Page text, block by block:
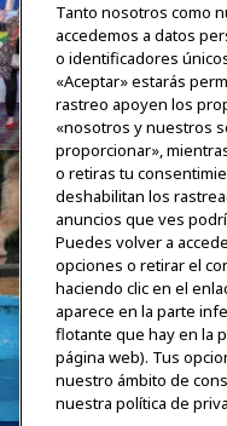
Tanto nosotros como
accedemos a datos
o identificadores
«Aceptar» estarás
rastreo apoyen los
«nosotros y nuestros
proporcionar»,
o retiras tu
deshabilitan los
anuncios que ves
Puedes volver a
opciones o retirar el
haciendo clic en el
aparece en la parte
flotante que hay en la
página web). Tus
nuestro ámbito de
nuestra política de